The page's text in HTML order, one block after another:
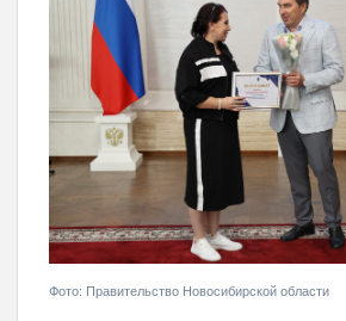
Фото: Правительство Новосибирской области